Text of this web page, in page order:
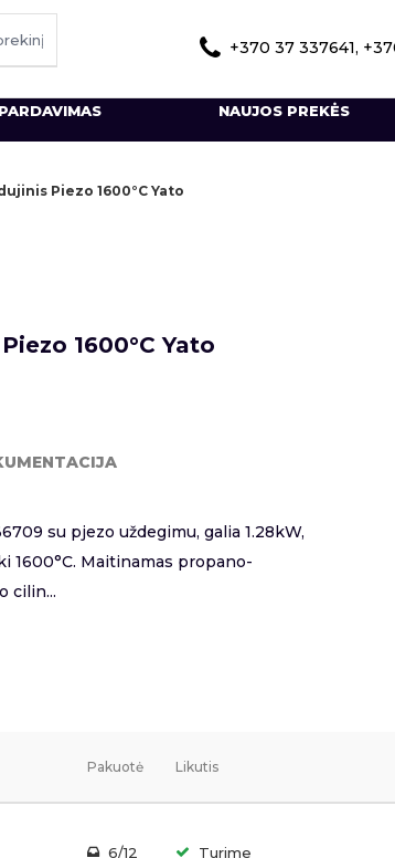
+370 37 337641,
NAUJOS PREKĖS
Piezo 1600°C Yato
1600°C Yato
su pjezo uždegimu, galia 1.28kW,
1600°C. Maitinamas propano-
cilin...
Pakuotė Likutis
6/12 Turime